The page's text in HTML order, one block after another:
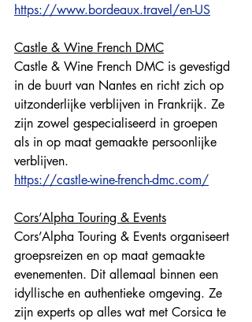
https://www.bordeaux.travel/en-US
Castle & Wine French DMC
Castle & Wine French DMC is gevestigd
in de buurt van Nantes en richt zich op
uitzonderlijke verblijven in Frankrijk. Ze
zijn zowel gespecialiseerd in groepen
als in op maat gemaakte persoonlijke
verblijven.
https://castle-wine-french-dmc.com/
Cors’Alpha Touring & Events
Cors’Alpha Touring & Events organiseert
groepsreizen en op maat gemaakte
evenementen. Dit allemaal binnen een
idyllische en authentieke omgeving. Ze
zijn experts op alles wat met Corsica te